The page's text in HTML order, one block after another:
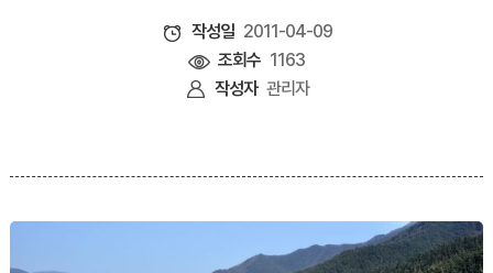
작성일 2011-04-09
조회수 1163
작성자 관리자